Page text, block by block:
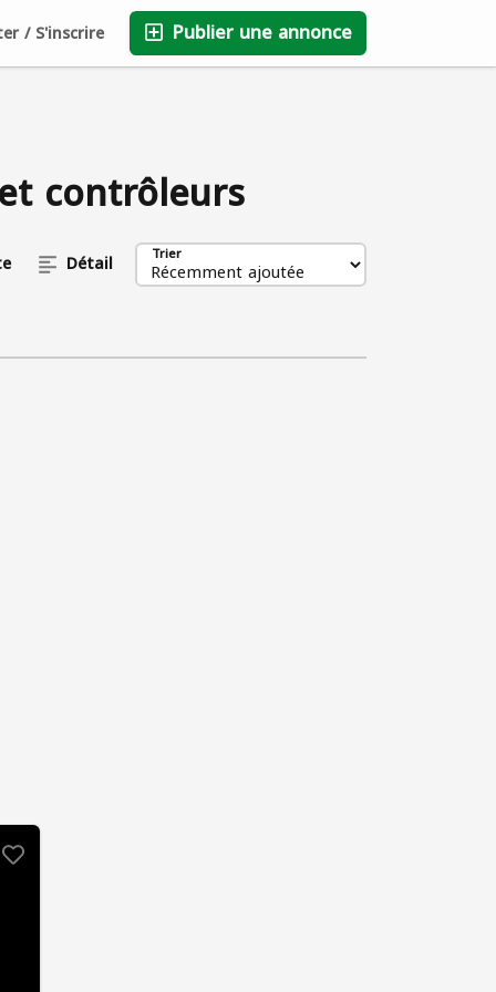
Publier une annonce
/ S'inscrire
Entreprises
Blog
FAQ
Sauvegardé 0
contrôleurs
Détail Trier